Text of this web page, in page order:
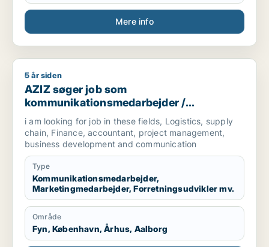
Mere info
AZIZ søger job som kommunikationsmedarbejder /
5 år siden
AZIZ søger job som
kommunikationsmedarbejder /
marketingmedarbejder /
forretningsudvikler /
regnskabsmedarbejder / revisor
i am looking for job in these fields, Logistics, supply
chain, Finance, accountant, project management,
business development and communication
Type
Kommunikationsmedarbejder,
Marketingmedarbejder, Forretningsudvikler mv.
Område
Fyn, København, Århus, Aalborg